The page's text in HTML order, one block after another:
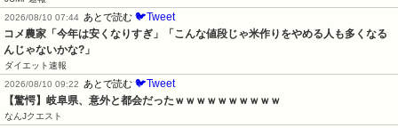
2026/08/10 07:44 あとで読む 🐦Tweet
コメ農家「今年は安くなりすぎ」「こんな値段じゃ米作りをやめる人も多くなる
んじゃないかな?」
ダイエット速報
2026/08/10 09:22
あとで読む 🐦Tweet
【驚愕】岐阜県、意外と都会だったｗｗｗｗｗｗｗｗｗｗ
なんJクエスト